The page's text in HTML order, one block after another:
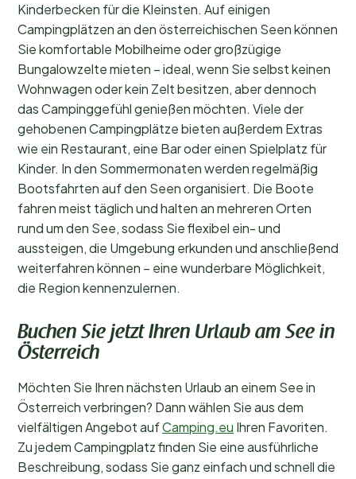
Kinderbecken für die Kleinsten. Auf einigen
Campingplätzen an den österreichischen Seen können
Sie komfortable Mobilheime oder großzügige
Bungalowzelte mieten – ideal, wenn Sie selbst keinen
Wohnwagen oder kein Zelt besitzen, aber dennoch
das Campinggefühl genießen möchten. Viele der
gehobenen Campingplätze bieten außerdem Extras
wie ein Restaurant, eine Bar oder einen Spielplatz für
Kinder. In den Sommermonaten werden regelmäßig
Bootsfahrten auf den Seen organisiert. Die Boote
fahren meist täglich und halten an mehreren Orten
rund um den See, sodass Sie flexibel ein- und
aussteigen, die Umgebung erkunden und anschließend
weiterfahren können – eine wunderbare Möglichkeit,
die Region kennenzulernen.
Buchen Sie jetzt Ihren Urlaub am See in
Österreich
Möchten Sie Ihren nächsten Urlaub an einem See in
Österreich verbringen? Dann wählen Sie aus dem
vielfältigen Angebot aufCamping.eu Ihren Favoriten.
Zu jedem Campingplatz finden Sie eine ausführliche
Beschreibung, sodass Sie ganz einfach und schnell die